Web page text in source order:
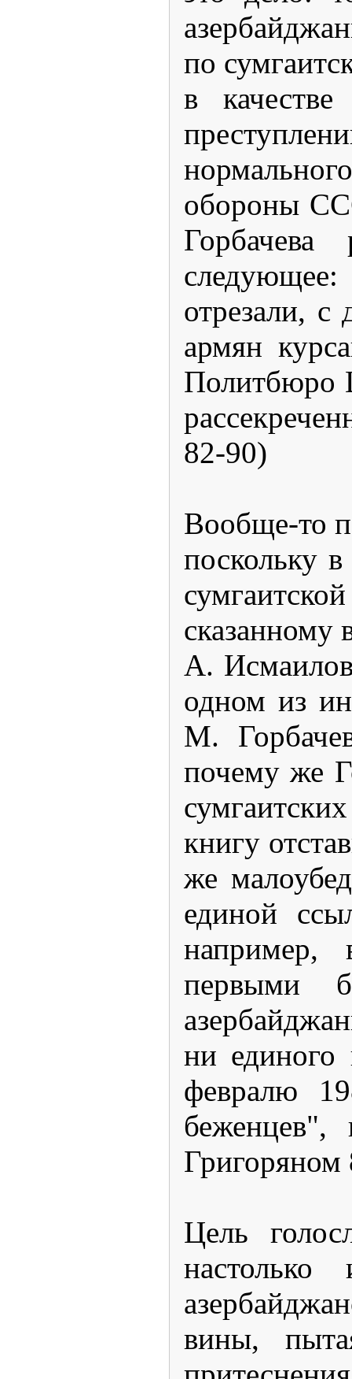
по
в
обороны
отрезали,
армян
Политбюро
82-90)
Вообще-то
поскольку
сказанному
А.
одном из
М.
почему же
книгу
же
единой
например,
первыми
ни единого
февралю
Григоряном
Цель
вины,